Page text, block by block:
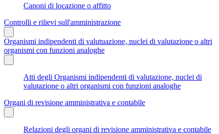
Canoni di locazione o affitto
Controlli e rilievi sull'amministrazione
Organismi indipendenti di valutuazione, nuclei di valutazione o altri
organismi con funzioni analoghe
Atti degli Organismi indipendenti di valutazione, nuclei di
valutazione o altri organismi con funzioni analoghe
Organi di revisione amministrativa e contabile
Relazioni degli organi di revisione amministrativa e contabile